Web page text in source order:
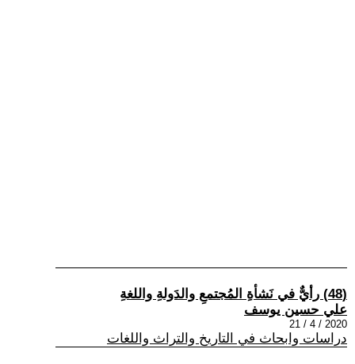
(48) رأيٌّ في نَشأةِ المُجتمعِ والدَولةِ واللغةِ
علي حسين يوسف
2020 / 4 / 21
دراسات وابحاث في التاريخ والتراث واللغات